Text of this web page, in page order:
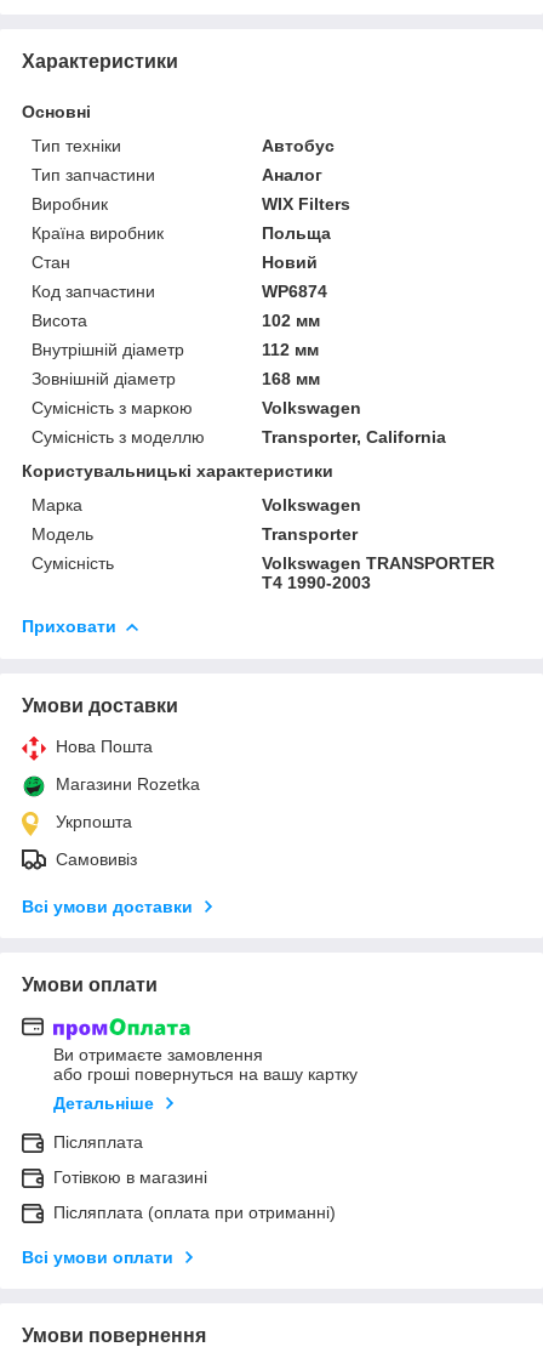
Характеристики
Основні
Тип техніки
Автобус
Тип запчастини
Аналог
Виробник
WIX Filters
Країна виробник
Польща
Стан
Новий
Код запчастини
WP6874
Висота
102 мм
Внутрішній діаметр
112 мм
Зовнішній діаметр
168 мм
Сумісність з маркою
Volkswagen
Сумісність з моделлю
Transporter, California
Користувальницькі характеристики
Марка
Volkswagen
Модель
Transporter
Сумісність
Volkswagen TRANSPORTER
T4 1990-2003
Приховати
Умови доставки
Нова Пошта
Магазини Rozetka
Укрпошта
Самовивіз
Всі умови доставки
Умови оплати
Ви отримаєте замовлення
або гроші повернуться на вашу картку
Детальніше
Післяплата
Готівкою в магазині
Післяплата (оплата при отриманні)
Всі умови оплати
Умови повернення